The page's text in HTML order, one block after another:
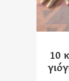
10